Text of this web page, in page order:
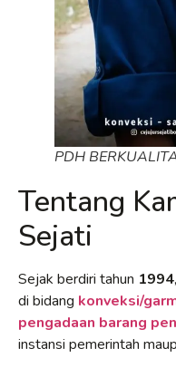
PDH
Tentang
Sejati
Sejak berdiri tahun 1994
di bidang konveksi/
pengadaan barang
instansi pemerintah